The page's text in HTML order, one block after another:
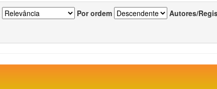
Por ordem Autores/